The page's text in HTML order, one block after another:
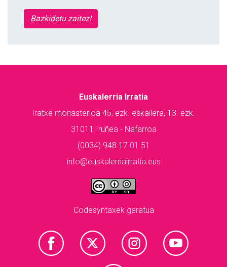
Bazkidetu zaitez!
Euskalerria Irratia
Iratxe monasterioa 45, ezk. eskailera, 13. ezk.
31011 Iruñea - Nafarroa
(0034) 948 17 01 51
info@euskalerriairratia.eus
Codesyntaxek garatua